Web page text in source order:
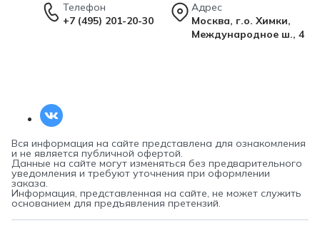
Телефон
+7 (495) 201-20-30
Адрес
Москва, г.о. Химки,
Международное ш., 4
Вся информация на сайте представлена для ознакомления
и не является публичной офертой.
Данные на сайте могут изменяться без предварительного
уведомления и требуют уточнения при оформлении
заказа.
Информация, представленная на сайте, не может служить
основанием для предъявления претензий.